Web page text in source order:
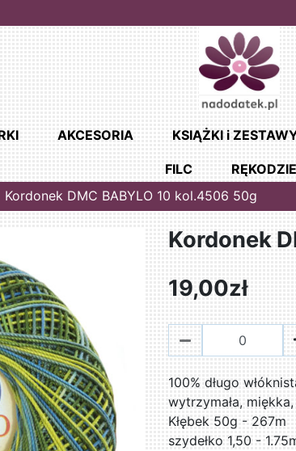
AKCESORIA KSIĄŻKI i
FILC
Kordonek DMC BABYLO 10 kol.4506 50g
Kordonek
19,00zł
100% długo
wytrzymała,
Kłębek 50g - 267m
szydełko 1,50 -